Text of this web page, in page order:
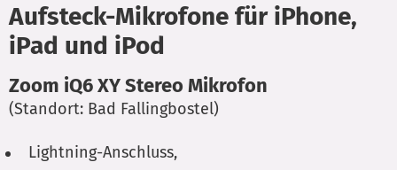
Aufsteck-Mikrofone für iPhone,
iPad und iPod
Zoom iQ6 XY Stereo Mikrofon
(Standort: Bad Fallingbostel)
Lightning-Anschluss,